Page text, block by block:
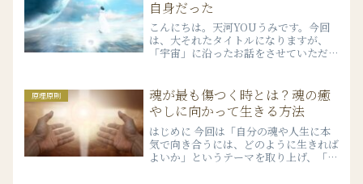
自身だった
こんにちは。天河YOUうみです。今回
は、大それたタイトルになりますが、
「宇宙」に沿ったお話をさせていただき
ラス構造ちょっと専門的かもしれないの
ですが、エネルギーの流...
原理原則
魂が最も傷つく時とは？魂の癒
やしに向かって生きる方法
はじめに 今回は「自分の魂や人生に本
気で向き合うには、どのように生きれば
よいか」というテーマを取り上げ、「魂